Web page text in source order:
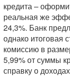
кредита –
реальная же
24,3%. Банк
однако итоговая
комиссию в
5,99% от суммы
справку о